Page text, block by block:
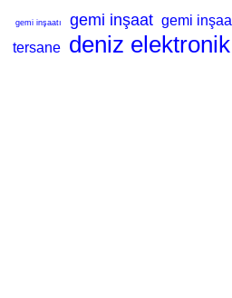
gemi inşaatı gemi inşaat gemi inşaa
tersane deniz elektronik